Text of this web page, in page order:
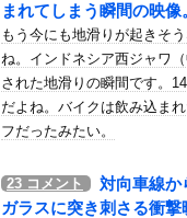
た女性､重篤な植物状態だが
た予測可能割合が気になる事
び
横乳、脇！！【GIF動画あり
ギーやぜん息になりにくい『
ロネジ州に展開か…北朝鮮
零式サーブ、ガチで強すぎる
まれてしまう瞬間の映像
もう今にも地滑りが起きそ
ね。インドネシア西ジャワ
された地滑りの瞬間です。
だよね。バイクは飲み込ま
フだったみたい。
23 コメント
対向車線か
ガラスに突き刺さる衝撃